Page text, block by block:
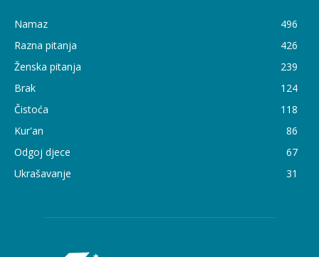
Namaz
496
Razna pitanja
426
Ženska pitanja
239
Brak
124
Čistoća
118
Kur'an
86
Odgoj djece
67
Ukrašavanje
31